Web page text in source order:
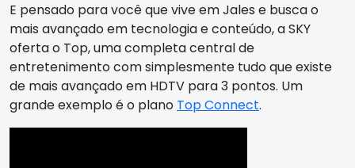
E pensado para você que vive em Jales e busca o
mais avançado em tecnologia e conteúdo, a SKY
oferta o Top, uma completa central de
entretenimento com simplesmente tudo que existe
de mais avançado em HDTV para 3 pontos. Um
grande exemplo é o plano Top Connect.